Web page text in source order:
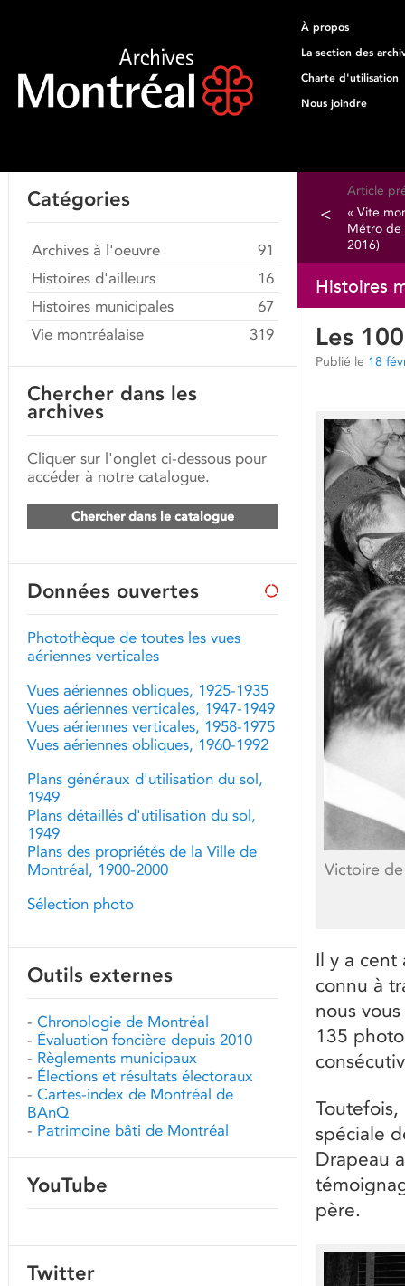
À propos
La section des
Charte d'utilisation
Nous joindre
Article
<
« Vite
Métro de
2016)
Histoires
Les
Publié le 18
Victoire
Il y a cent
connu à
nous
135
spéciale
Drapeau
père.
Catégories
Archives à l'oeuvre
91
Histoires d'ailleurs
16
Histoires municipales
67
Vie montréalaise
319
Chercher dans les
archives
Cliquer sur l'onglet ci-dessous pour
accéder à notre catalogue.
Chercher dans le catalogue
Données ouvertes
Photothèque de toutes les vues
aériennes verticales
Vues aériennes obliques, 1925-1935
Vues aériennes verticales, 1947-1949
Vues aériennes verticales, 1958-1975
Vues aériennes obliques, 1960-1992
Plans généraux d'utilisation du sol,
1949
Plans détaillés d'utilisation du sol,
1949
Plans des propriétés de la Ville de
Montréal, 1900-2000
Sélection photo
Outils externes
- Chronologie de Montréal
- Évaluation foncière depuis 2010
- Règlements municipaux
- Élections et résultats électoraux
- Cartes-index de Montréal de
BAnQ
- Patrimoine bâti de Montréal
YouTube
Twitter